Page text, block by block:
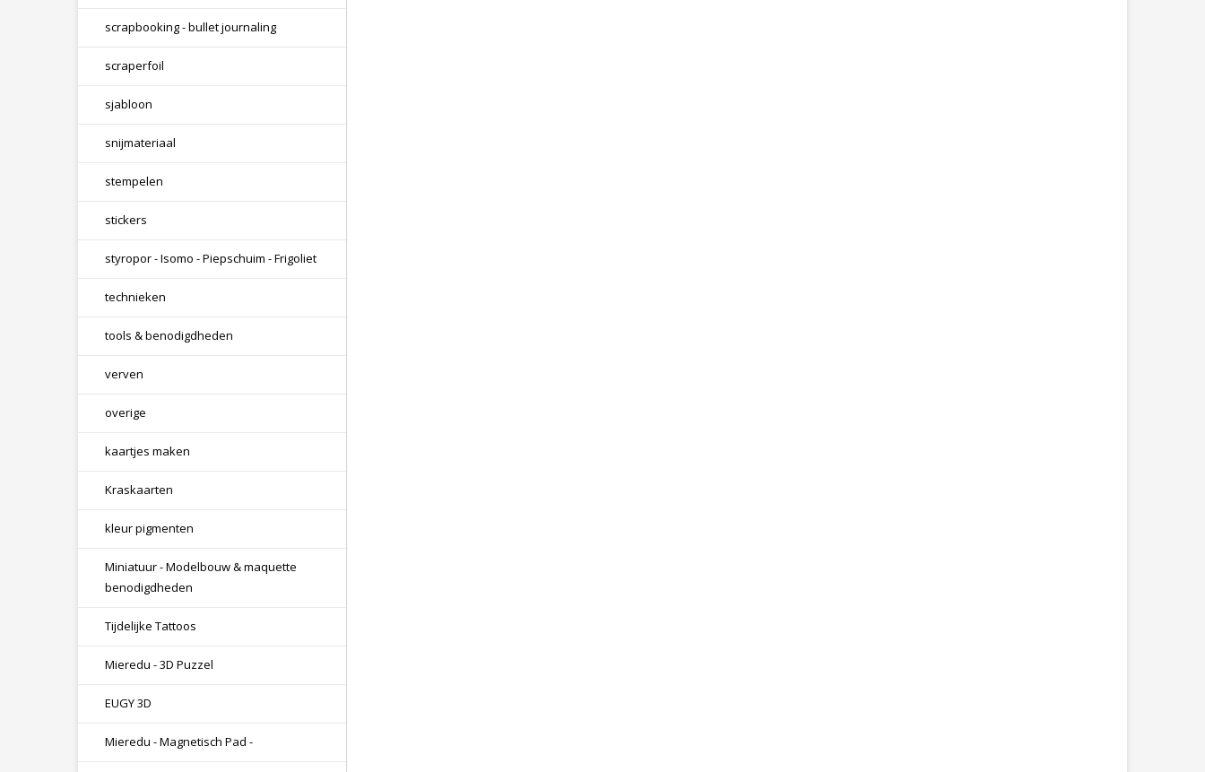
scrapbooking - bullet journaling
scraperfoil
sjabloon
snijmateriaal
stempelen
stickers
styropor - Isomo - Piepschuim - Frigoliet
technieken
tools & benodigdheden
verven
overige
kaartjes maken
Kraskaarten
kleur pigmenten
Miniatuur - Modelbouw & maquette
benodigdheden
Tijdelijke Tattoos
Mieredu - 3D Puzzel
EUGY 3D
Mieredu - Magnetisch Pad -